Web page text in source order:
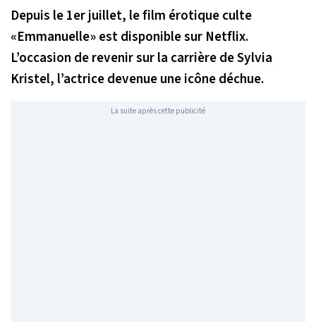
Depuis le 1er juillet, le film érotique culte
«Emmanuelle» est disponible sur Netflix.
L’occasion de revenir sur la carrière de Sylvia
Kristel, l’actrice devenue une icône déchue.
La suite après cette publicité